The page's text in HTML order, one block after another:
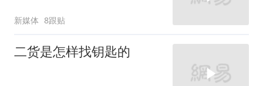
新媒体 8跟贴
二货是怎样找钥匙的